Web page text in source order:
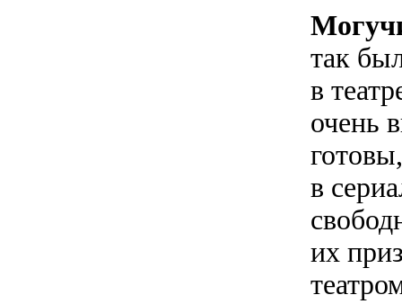
так
в
очень
в
их